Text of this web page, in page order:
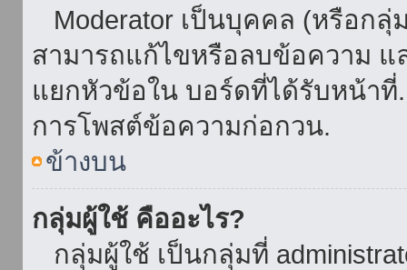
Moderator เป็นบุคคล (หรือก
สามารถแก้ไขหรือลบข้อความ แ
แยกหัวข้อใน บอร์ดที่ได้รับหน้าที่
การโพสต์ข้อความก่อกวน.
ข้างบน
กลุ่มผู้ใช้ คืออะไร?
กลุ่มผู้ใช้ เป็นกลุ่มที่